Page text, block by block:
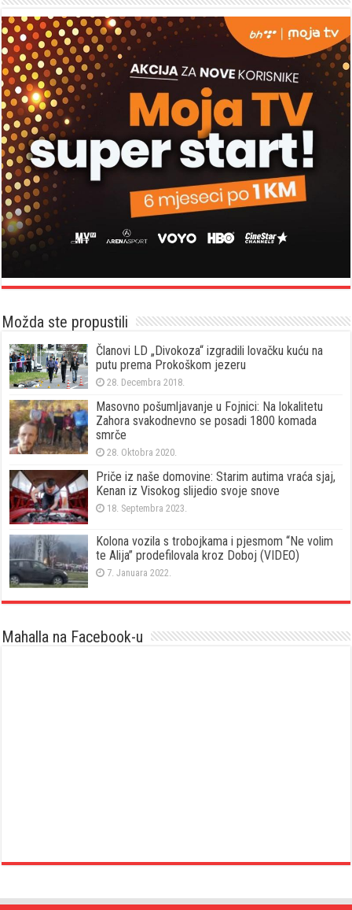
Možda ste propustili
Članovi LD „Divokoza“ izgradili lovačku kuću na
putu prema Prokoškom jezeru
28. Decembra 2018.
Masovno pošumljavanje u Fojnici: Na lokalitetu
Zahora svakodnevno se posadi 1800 komada
smrče
28. Oktobra 2020.
Priče iz naše domovine: Starim autima vraća sjaj,
Kenan iz Visokog slijedio svoje snove
18. Septembra 2023.
Kolona vozila s trobojkama i pjesmom “Ne volim
te Alija” prodefilovala kroz Doboj (VIDEO)
7. Januara 2022.
Mahalla na Facebook-u